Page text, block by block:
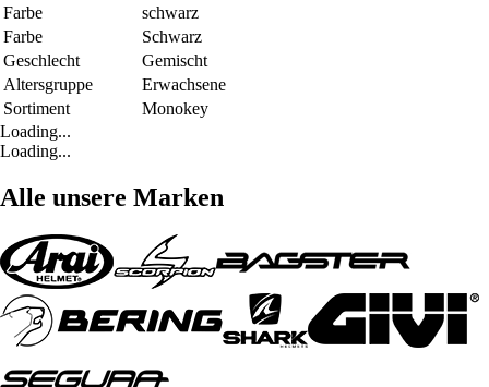
Farbe
schwarz
Farbe
Schwarz
Geschlecht
Gemischt
Altersgruppe
Erwachsene
Sortiment
Monokey
Loading...
Loading...
Alle unsere Marken